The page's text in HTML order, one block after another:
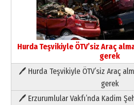
Hurda Teşvikiyle ÖTV’siz Araç
gerek
🖊 Hurda Teşvikiyle ÖTV’siz Araç
gerek
🖊 Erzurumlular Vakfı’nda Kadim
Paranın Aile Kültüründeki Yeri
03 Ağustos 2026 Pazartesi